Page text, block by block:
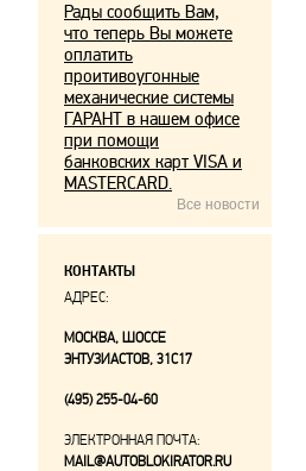
Рады сообщить Вам,
что теперь Вы можете
оплатить
проитивоугонные
механические системы
ГАРАНТ в нашем офисе
при помощи
банковских карт VISA и
MASTERCARD.
Все новости
КОНТАКТЫ
АДРЕС:
МОСКВА, ШОССЕ
ЭНТУЗИАСТОВ, 31С17
(495) 255-04-60
ЭЛЕКТРОННАЯ ПОЧТА:
MAIL@AUTOBLOKIRATOR.RU